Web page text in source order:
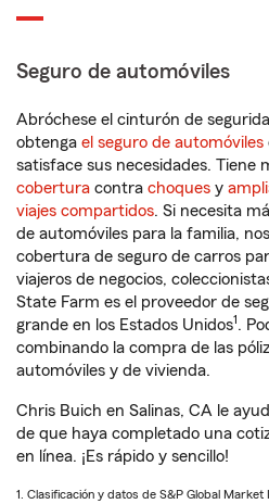
Seguro de automóviles
Abróchese el cinturón de
obtenga el seguro de automóviles
satisface sus necesidades. Tiene
cobertura contra choques y
viajes compartidos. Si necesita
de automóviles para la familia,
cobertura de seguro de carros
viajeros de negocios,
State Farm es el proveedor de
grande en los Estados Unidos1 .
combinando la compra de las
automóviles y de vivienda.
Chris Buich en Salinas, CA le
de que haya completado una
en línea. ¡Es rápido y sencillo!
1. Clasificación y datos de S&P Global